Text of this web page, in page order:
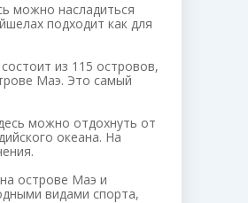
можно насладиться
подходит как для
из 115 островов,
Маэ. Это самый
можно отдохнуть от
океана. На
острове Маэ и
видами спорта,